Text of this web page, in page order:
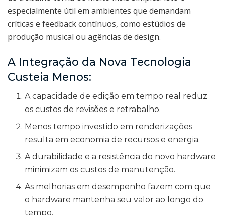
especialmente útil em ambientes que demandam
críticas e feedback contínuos, como estúdios de
produção musical ou agências de design.
A Integração da Nova Tecnologia
Custeia Menos:
A capacidade de edição em tempo real reduz
os custos de revisões e retrabalho.
Menos tempo investido em renderizações
resulta em economia de recursos e energia.
A durabilidade e a resistência do novo hardware
minimizam os custos de manutenção.
As melhorias em desempenho fazem com que
o hardware mantenha seu valor ao longo do
tempo.